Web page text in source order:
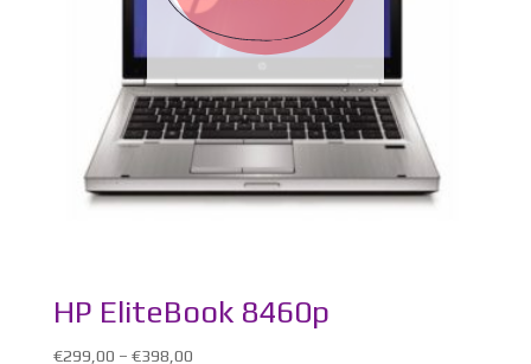
HP EliteBook 8460p
€299,00 – €398,00